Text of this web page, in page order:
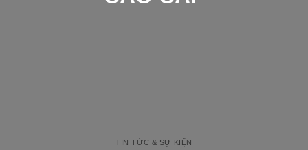
TIN TỨC & SỰ KIỆN